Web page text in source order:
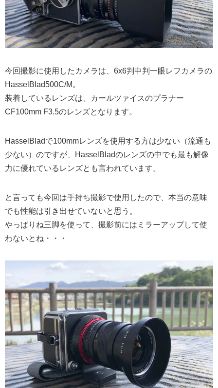
今回撮影に使用したカメラは、6x6判中判一眼レフカメラの
HasselBlad500C/M。
装着しているレンズは、カールツァイスのプラナー
CF100mm F3.5のレンズとなります。
HasselBladで100mmレンズを使用する方は少ない（流通も
少ない）のですが、HasselBladのレンズの中でも最も解像
力に優れているレンズとも言われています。
と言っても今回は手持ち撮影で使用したので、本当の意味
でも性能は引き出せていないと思う。
やっぱりね三脚を使って、撮影前にはミラーアップして使
わないとね・・・